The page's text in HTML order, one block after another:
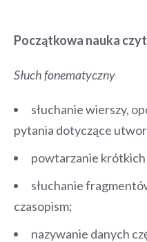
Początkowa nauka
Słuch fonematyczny
słuchanie wierszy,
pytania dotyczące
powtarzanie
słuchanie
czasopism;
nazywanie danych